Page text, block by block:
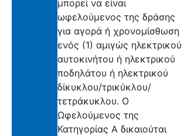
μπορεί να είναι
ωφελούμενος της δράσης
για αγορά ή χρονομίσθωση
ενός (1) αμιγώς ηλεκτρικού
αυτοκινήτου ή ηλεκτρικού
ποδηλάτου ή ηλεκτρικού
δίκυκλου/τρικύκλου/
τετράκυκλου. Ο
Ωφελούμενος της
Κατηγορίας Α δικαιούται